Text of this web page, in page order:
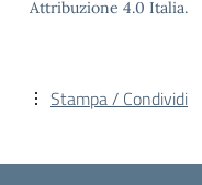
Attribuzione 4.0 Italia.
Stampa / Condividi